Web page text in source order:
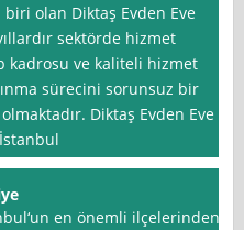
olan Diktaş Evden Eve
sektörde hizmet
kadrosu ve kaliteli hizmet
sürecini sorunsuz bir
Diktaş Evden Eve
en önemli ilçelerinden